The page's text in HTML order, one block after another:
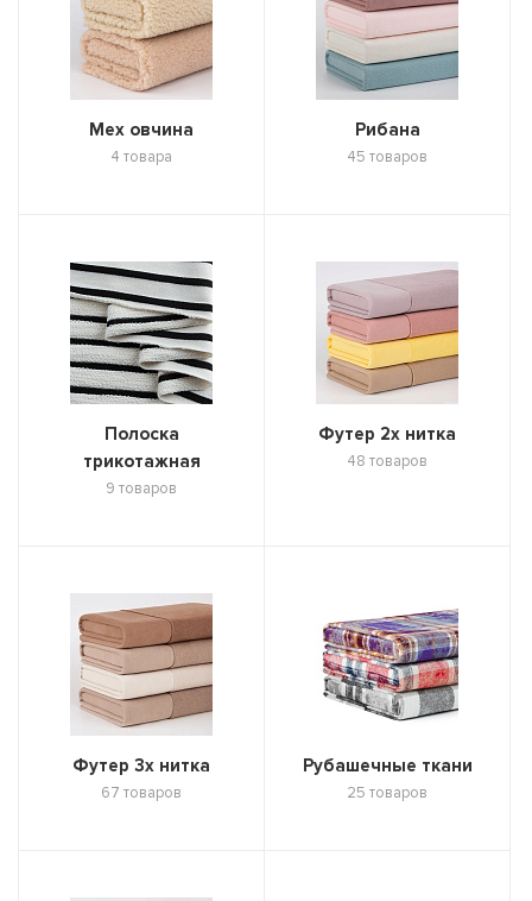
Мех овчина
4 товара
Рибана
45 товаров
Полоска
трикотажная
9 товаров
Футер 2х нитка
48 товаров
Футер 3х нитка
67 товаров
Рубашечные ткани
25 товаров